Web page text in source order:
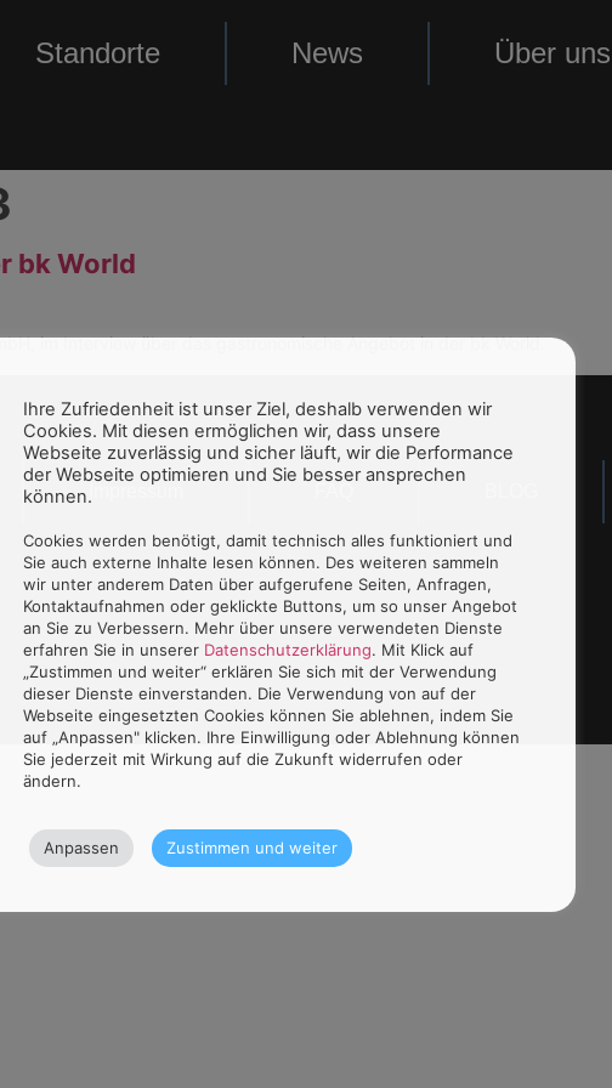
Standorte News
Über uns
bk World
im Interview über das gastronomische Angebot in der bk World.
Impressum
Ihre Zufriedenheit ist unser Ziel, deshalb verwenden wir
Cookies. Mit diesen ermöglichen wir, dass unsere
Webseite zuverlässig und sicher läuft, wir die Performance
der Webseite optimieren und Sie besser ansprechen
können.
Cookies werden benötigt, damit technisch alles funktioniert und
Sie auch externe Inhalte lesen können. Des weiteren sammeln
wir unter anderem Daten über aufgerufene Seiten, Anfragen,
Kontaktaufnahmen oder geklickte Buttons, um so unser Angebot
an Sie zu Verbessern. Mehr über unsere verwendeten Dienste
erfahren Sie in unserer Datenschutzerklärung. Mit Klick auf
„Zustimmen und weiter“ erklären Sie sich mit der Verwendung
dieser Dienste einverstanden. Die Verwendung von auf der
Webseite eingesetzten Cookies können Sie ablehnen, indem Sie
auf „Anpassen" klicken. Ihre Einwilligung oder Ablehnung können
Sie jederzeit mit Wirkung auf die Zukunft widerrufen oder
ändern.
Anpassen Zustimmen und weiter